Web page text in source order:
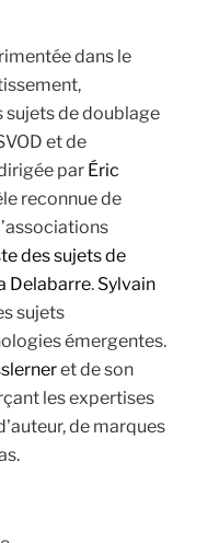
dans le
de doublage
et de
par Éric
reconnue de
des sujets de
Delabarre. Sylvain
sujets
émergentes.
et de son
les expertises
de marques